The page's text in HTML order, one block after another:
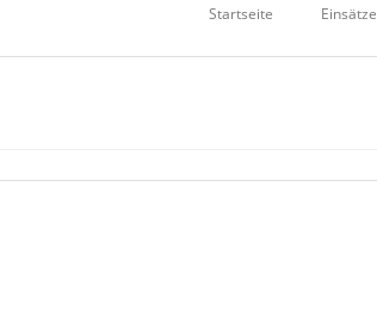
Startseite Einsätze